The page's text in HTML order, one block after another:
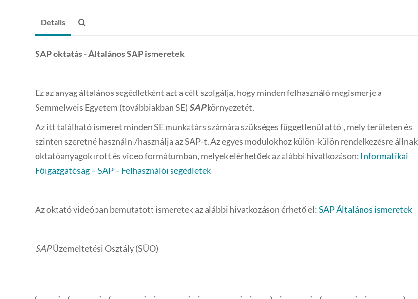
Details
SAP oktatás - Általános SAP ismeretek
Ez az anyag általános segédletként azt a célt szolgálja, hogy minden felhasználó megismerje a
Semmelweis Egyetem (továbbiakban SE) SAPkörnyezetét.
Az itt található ismeret minden SE munkatárs számára szükséges függetlenül attól, mely területen és
szinten szeretné használni/használja az SAP-t. Az egyes modulokhoz külön-külön rendelkezésre állnak
oktatóanyagok írott és video formátumban, melyek elérhetőek az alábbi hivatkozáson: Informatikai
Főigazgatóság – SAP – Felhasználói segédletek
Az oktató videóban bemutatott ismeretek az alábbi hivatkozáson érhető el:SAP Általános ismeretek
SAPÜzemeltetési Osztály (SÜO)